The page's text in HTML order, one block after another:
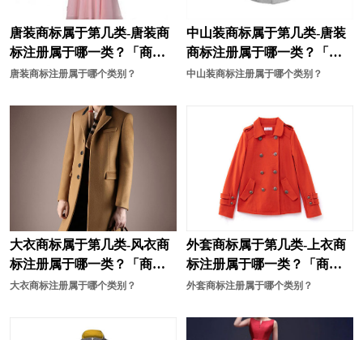
店商标注册 电动工具商标注册
电池商标注册 罐头商标注册
果汁商标注册 工业机器商标注册
工具商标注册
海鲜商标注册 航空航天装备商标注册
花商标注册 行业商标注册
化学商标注册 耗材商标注册
机械商标注册
唐装商标属于第几类-唐装商
标注册属于哪一类？「商标
分类」
唐装商标注册属于哪个类别？
中山装商标属于第几类-唐装
商标注册属于哪一类？「商
标分类」
中山装商标注册属于哪个类别？
大衣商标属于第几类-风衣商
标注册属于哪一类？「商标
分类」
大衣商标注册属于哪个类别？
外套商标属于第几类-上衣商
标注册属于哪一类？「商标
分类」
外套商标注册属于哪个类别？